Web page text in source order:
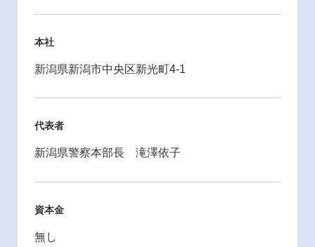
本社
新潟県新潟市中央区新光町4-1
代表者
新潟県警察本部長 滝澤依子
資本金
無し